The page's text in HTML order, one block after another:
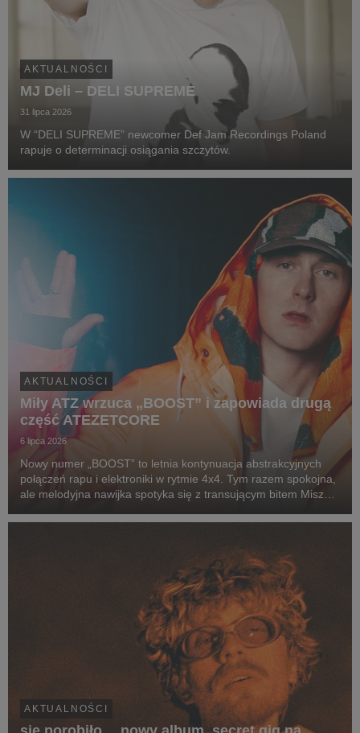
AKTUALNOŚCI
MJ Deli – DELI SUPREME
31 lipca 2026
W “DELI SUPREME” newcomer Def Jam Recordings Poland
rapuje o determinacji osiągania szczytów.
AKTUALNOŚCI
Miły ATZ wrzuca „BOOST” i zapowiada drugą
część ATEZETCORE
6 lipca 2026
Nowy numer „BOOST” to letnia kontynuacja abstrakcyjnych
połączeń rapu i elektroniki w rytmie 4x4. Tym razem spokojna,
ale melodyjna nawijka spotyka się z transującym bitem Miszy
wyraźnego dropu, prowadzi nas w progre...
AKTUALNOŚCI